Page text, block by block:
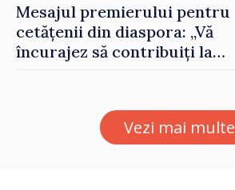
Mesajul premierului pentru
cetățenii din diaspora: „Vă
încurajez să contribuiți la
Vezi mai multe